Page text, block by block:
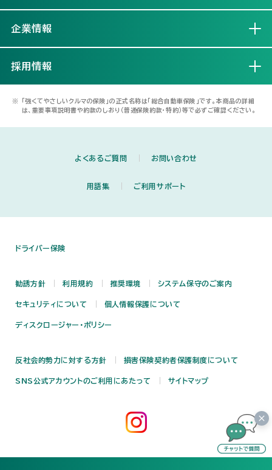
企業情報
採用情報
※
「強くてやさしいクルマの保険」の正式名称は「総合自動車保険」です。本商品の詳細
は、重要事項説明書や約款のしおり（普通保険約款・特約）等で必ずご確認ください。
よくあるご質問 お問い合わせ
用語集 ご利用サポート
ドライバー保険
勧誘方針 利用規約 推奨環境 システム保守のご案内
セキュリティについて 個人情報保護について
ディスクロージャー・ポリシー
反社会的勢力に対する方針 損害保険契約者保護制度について
SNS公式アカウントのご利用にあたって サイトマップ